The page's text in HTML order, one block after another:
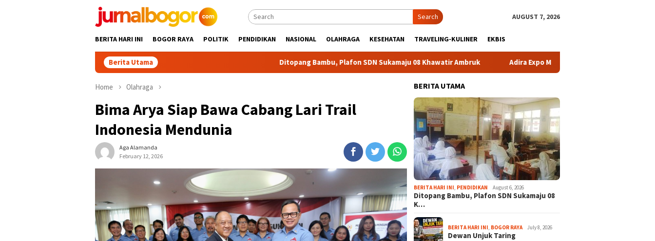
Search AUGUST 7, 2026
BERITA HARI INI BOGOR RAYA POLITIK PENDIDIKAN NASIONAL OLAHRAGA KESEHATAN TRAVELING-KULINER EKBIS
Berita Utama Ditopang Bambu, Plafon SDN Sukamaju 08 Khawatir Ambruk Adira Expo Merdeka Tawarkan Bunga 1,76 Persen
Home Olahraga
Bima Arya Siap Bawa Cabang Lari Trail
Indonesia Mendunia
Aga Alamanda
February 12, 2026
BERITA UTAMA
BERITA HARI INI PENDIDIKAN August 6, 2026
Ditopang Bambu, Plafon SDN Sukamaju 08
K…
BERITA HARI INI BOGOR RAYA July 8, 2026
Dewan Unjuk Taring